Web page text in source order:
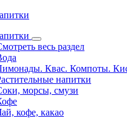
весь раздел
Квас. Компоты.
напитки
морсы, смузи
кофе, какао